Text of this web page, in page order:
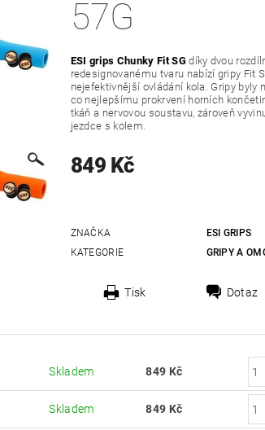
57G
ESI grips Chunky Fit SGdíky dvou
redesignovanému tvaru nabízí gripy Fit
nejefektivnější ovládání kola. Gripy byly
co nejlepšímu prokrvení horních
tkáň a nervovou soustavu, zároveň
jezdce s kolem.
849 Kč
ZNAČKA
ESI GRIPS
KATEGORIE
GRIPY A
Tisk Dotaz
Skladem 849 Kč
Skladem 849 Kč